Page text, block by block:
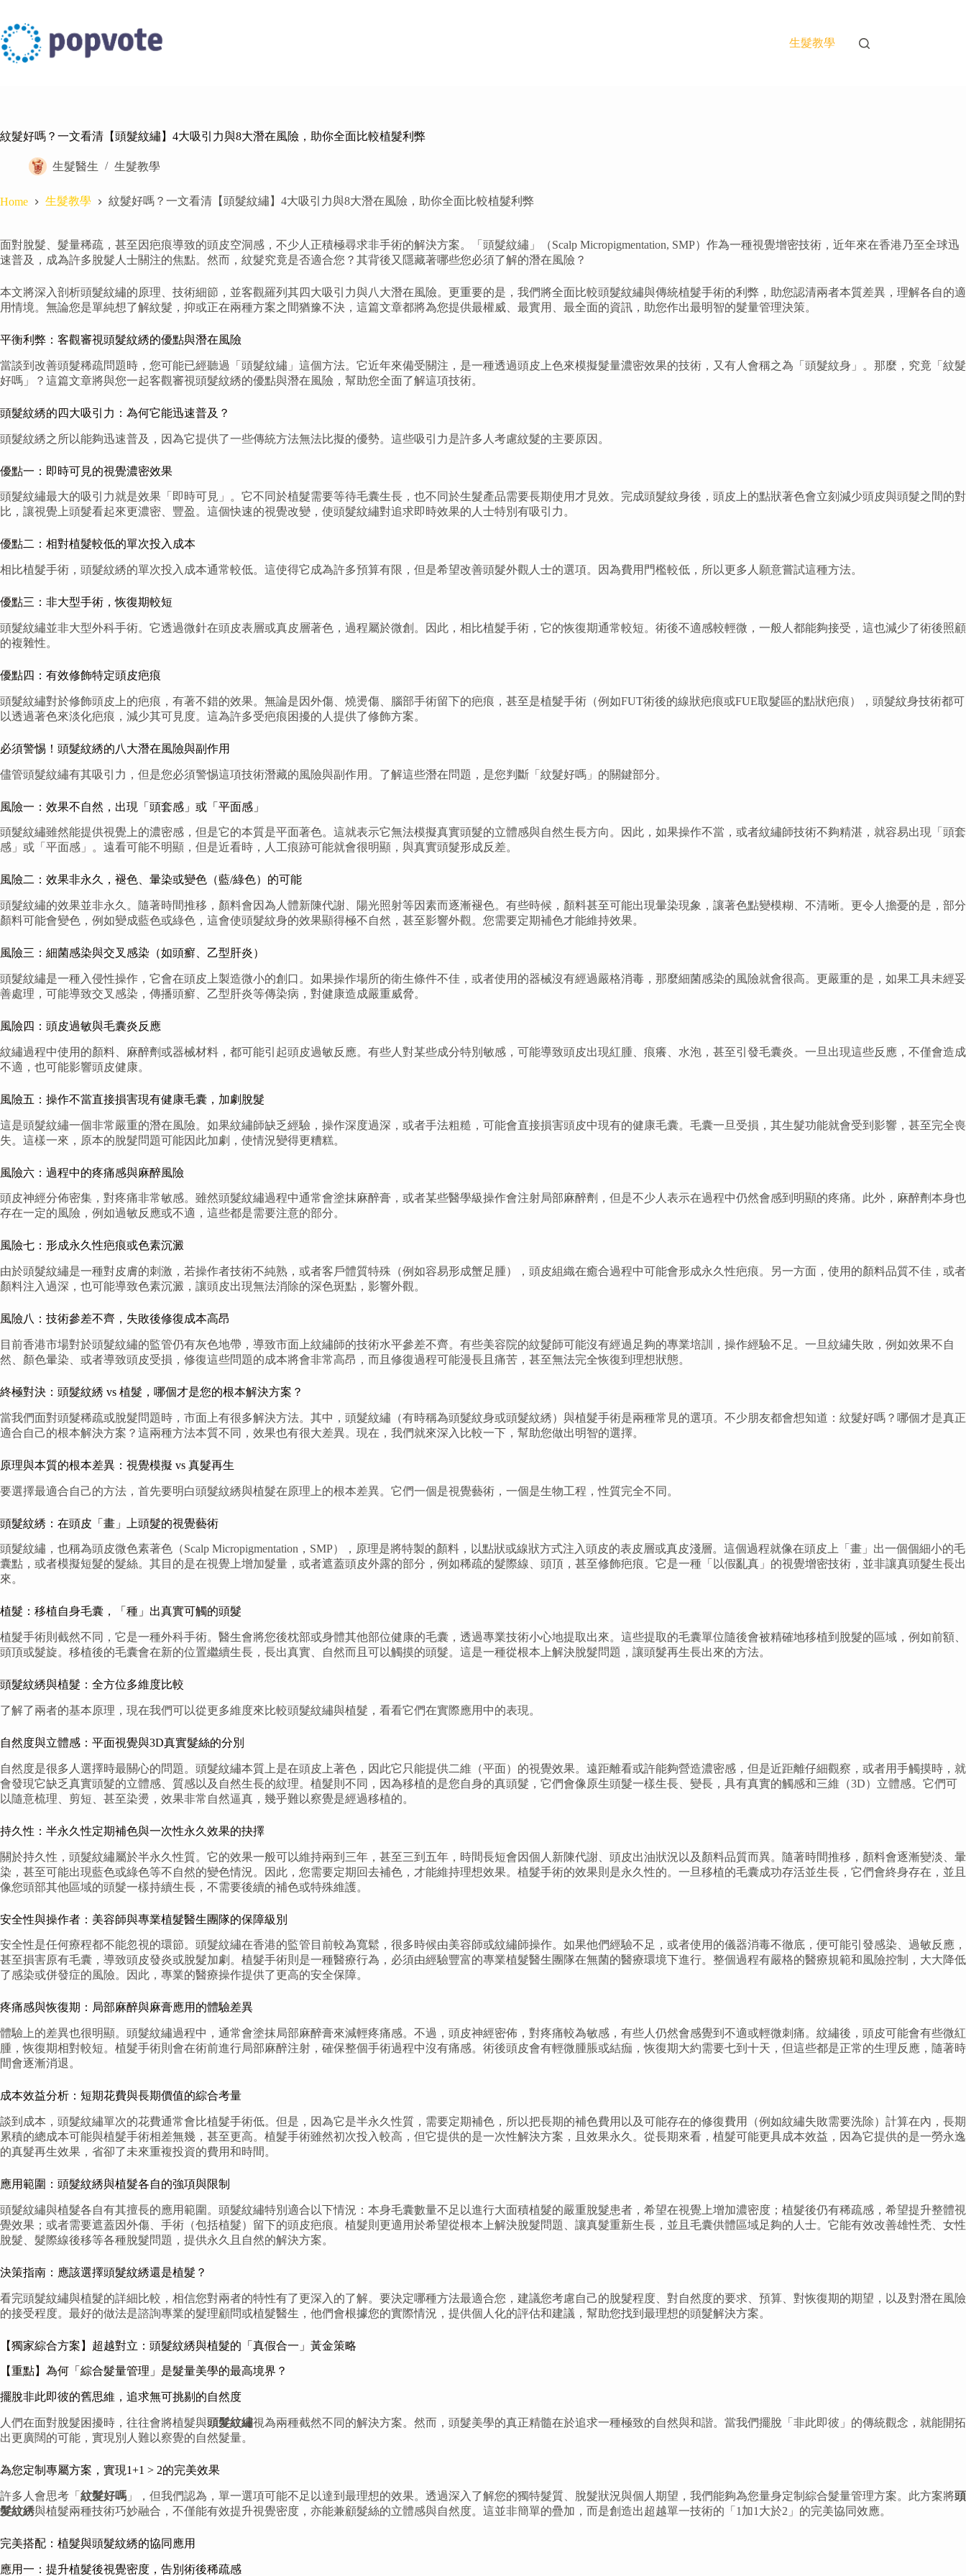
content
生髮教學
紋髮好嗎？一文看清【頭髮紋繡】4大吸引力與8大潛在風險，助你全面比較植髮利弊
生髮醫生 生髮教學
Home 生髮教學 紋髮好嗎？一文看清【頭髮紋繡】4大吸引力與8大潛在風險，助你全面比較植髮利弊
面對脫髮、髮量稀疏，甚至因疤痕導致的頭皮空洞感，不少人正積極尋求非手術的解決方案。「頭髮紋繡」（Scalp Micropigmentation, SMP）作為一種視覺增密技術，近年來在香港乃至全球迅
速普及，成為許多脫髮人士關注的焦點。然而，紋髮究竟是否適合您？其背後又隱藏著哪些您必須了解的潛在風險？
本文將深入剖析頭髮紋繡的原理、技術細節，並客觀羅列其四大吸引力與八大潛在風險。更重要的是，我們將全面比較頭髮紋繡與傳統植髮手術的利弊，助您認清兩者本質差異，理解各自的適
用情境。無論您是單純想了解紋髮，抑或正在兩種方案之間猶豫不決，這篇文章都將為您提供最權威、最實用、最全面的資訊，助您作出最明智的髮量管理決策。
平衡利弊：客觀審視頭髮紋綉的優點與潛在風險
當談到改善頭髮稀疏問題時，您可能已經聽過「頭髮紋繡」這個方法。它近年來備受關注，是一種透過頭皮上色來模擬髮量濃密效果的技術，又有人會稱之為「頭髮紋身」。那麼，究竟「紋髮
好嗎」？這篇文章將與您一起客觀審視頭髮紋綉的優點與潛在風險，幫助您全面了解這項技術。
頭髮紋綉的四大吸引力：為何它能迅速普及？
頭髮紋綉之所以能夠迅速普及，因為它提供了一些傳統方法無法比擬的優勢。這些吸引力是許多人考慮紋髮的主要原因。
優點一：即時可見的視覺濃密效果
頭髮紋繡最大的吸引力就是效果「即時可見」。它不同於植髮需要等待毛囊生長，也不同於生髮產品需要長期使用才見效。完成頭髮紋身後，頭皮上的點狀著色會立刻減少頭皮與頭髮之間的對
比，讓視覺上頭髮看起來更濃密、豐盈。這個快速的視覺改變，使頭髮紋繡對追求即時效果的人士特別有吸引力。
優點二：相對植髮較低的單次投入成本
相比植髮手術，頭髮紋綉的單次投入成本通常較低。這使得它成為許多預算有限，但是希望改善頭髮外觀人士的選項。因為費用門檻較低，所以更多人願意嘗試這種方法。
優點三：非大型手術，恢復期較短
頭髮紋繡並非大型外科手術。它透過微針在頭皮表層或真皮層著色，過程屬於微創。因此，相比植髮手術，它的恢復期通常較短。術後不適感較輕微，一般人都能夠接受，這也減少了術後照顧
的複雜性。
優點四：有效修飾特定頭皮疤痕
頭髮紋繡對於修飾頭皮上的疤痕，有著不錯的效果。無論是因外傷、燒燙傷、腦部手術留下的疤痕，甚至是植髮手術（例如FUT術後的線狀疤痕或FUE取髮區的點狀疤痕），頭髮紋身技術都可
以透過著色來淡化疤痕，減少其可見度。這為許多受疤痕困擾的人提供了修飾方案。
必須警惕！頭髮紋綉的八大潛在風險與副作用
儘管頭髮紋繡有其吸引力，但是您必須警惕這項技術潛藏的風險與副作用。了解這些潛在問題，是您判斷「紋髮好嗎」的關鍵部分。
風險一：效果不自然，出現「頭套感」或「平面感」
頭髮紋繡雖然能提供視覺上的濃密感，但是它的本質是平面著色。這就表示它無法模擬真實頭髮的立體感與自然生長方向。因此，如果操作不當，或者紋繡師技術不夠精湛，就容易出現「頭套
感」或「平面感」。遠看可能不明顯，但是近看時，人工痕跡可能就會很明顯，與真實頭髮形成反差。
風險二：效果非永久，褪色、暈染或變色（藍/綠色）的可能
頭髮紋繡的效果並非永久。隨著時間推移，顏料會因為人體新陳代謝、陽光照射等因素而逐漸褪色。有些時候，顏料甚至可能出現暈染現象，讓著色點變模糊、不清晰。更令人擔憂的是，部分
顏料可能會變色，例如變成藍色或綠色，這會使頭髮紋身的效果顯得極不自然，甚至影響外觀。您需要定期補色才能維持效果。
風險三：細菌感染與交叉感染（如頭癬、乙型肝炎）
頭髮紋繡是一種入侵性操作，它會在頭皮上製造微小的創口。如果操作場所的衛生條件不佳，或者使用的器械沒有經過嚴格消毒，那麼細菌感染的風險就會很高。更嚴重的是，如果工具未經妥
善處理，可能導致交叉感染，傳播頭癬、乙型肝炎等傳染病，對健康造成嚴重威脅。
風險四：頭皮過敏與毛囊炎反應
紋繡過程中使用的顏料、麻醉劑或器械材料，都可能引起頭皮過敏反應。有些人對某些成分特別敏感，可能導致頭皮出現紅腫、痕癢、水泡，甚至引發毛囊炎。一旦出現這些反應，不僅會造成
不適，也可能影響頭皮健康。
風險五：操作不當直接損害現有健康毛囊，加劇脫髮
這是頭髮紋繡一個非常嚴重的潛在風險。如果紋繡師缺乏經驗，操作深度過深，或者手法粗糙，可能會直接損害頭皮中現有的健康毛囊。毛囊一旦受損，其生髮功能就會受到影響，甚至完全喪
失。這樣一來，原本的脫髮問題可能因此加劇，使情況變得更糟糕。
風險六：過程中的疼痛感與麻醉風險
頭皮神經分佈密集，對疼痛非常敏感。雖然頭髮紋繡過程中通常會塗抹麻醉膏，或者某些醫學級操作會注射局部麻醉劑，但是不少人表示在過程中仍然會感到明顯的疼痛。此外，麻醉劑本身也
存在一定的風險，例如過敏反應或不適，這些都是需要注意的部分。
風險七：形成永久性疤痕或色素沉澱
由於頭髮紋繡是一種對皮膚的刺激，若操作者技術不純熟，或者客戶體質特殊（例如容易形成蟹足腫），頭皮組織在癒合過程中可能會形成永久性疤痕。另一方面，使用的顏料品質不佳，或者
顏料注入過深，也可能導致色素沉澱，讓頭皮出現無法消除的深色斑點，影響外觀。
風險八：技術參差不齊，失敗後修復成本高昂
目前香港市場對於頭髮紋繡的監管仍有灰色地帶，導致市面上紋繡師的技術水平參差不齊。有些美容院的紋髮師可能沒有經過足夠的專業培訓，操作經驗不足。一旦紋繡失敗，例如效果不自
然、顏色暈染、或者導致頭皮受損，修復這些問題的成本將會非常高昂，而且修復過程可能漫長且痛苦，甚至無法完全恢復到理想狀態。
終極對決：頭髮紋綉 vs 植髮，哪個才是您的根本解決方案？
當我們面對頭髮稀疏或脫髮問題時，市面上有很多解決方法。其中，頭髮紋繡（有時稱為頭髮紋身或頭髮紋綉）與植髮手術是兩種常見的選項。不少朋友都會想知道：紋髮好嗎？哪個才是真正
適合自己的根本解決方案？這兩種方法本質不同，效果也有很大差異。現在，我們就來深入比較一下，幫助您做出明智的選擇。
原理與本質的根本差異：視覺模擬 vs 真髮再生
要選擇最適合自己的方法，首先要明白頭髮紋綉與植髮在原理上的根本差異。它們一個是視覺藝術，一個是生物工程，性質完全不同。
頭髮紋綉：在頭皮「畫」上頭髮的視覺藝術
頭髮紋繡，也稱為頭皮微色素著色（Scalp Micropigmentation，SMP），原理是將特製的顏料，以點狀或線狀方式注入頭皮的表皮層或真皮淺層。這個過程就像在頭皮上「畫」出一個個細小的毛
囊點，或者模擬短髮的髮絲。其目的是在視覺上增加髮量，或者遮蓋頭皮外露的部分，例如稀疏的髮際線、頭頂，甚至修飾疤痕。它是一種「以假亂真」的視覺增密技術，並非讓真頭髮生長出
來。
植髮：移植自身毛囊，「種」出真實可觸的頭髮
植髮手術則截然不同，它是一種外科手術。醫生會將您後枕部或身體其他部位健康的毛囊，透過專業技術小心地提取出來。這些提取的毛囊單位隨後會被精確地移植到脫髮的區域，例如前額、
頭頂或髮旋。移植後的毛囊會在新的位置繼續生長，長出真實、自然而且可以觸摸的頭髮。這是一種從根本上解決脫髮問題，讓頭髮再生長出來的方法。
頭髮紋綉與植髮：全方位多維度比較
了解了兩者的基本原理，現在我們可以從更多維度來比較頭髮紋繡與植髮，看看它們在實際應用中的表現。
自然度與立體感：平面視覺與3D真實髮絲的分別
自然度是很多人選擇時最關心的問題。頭髮紋繡本質上是在頭皮上著色，因此它只能提供二維（平面）的視覺效果。遠距離看或許能夠營造濃密感，但是近距離仔細觀察，或者用手觸摸時，就
會發現它缺乏真實頭髮的立體感、質感以及自然生長的紋理。植髮則不同，因為移植的是您自身的真頭髮，它們會像原生頭髮一樣生長、變長，具有真實的觸感和三維（3D）立體感。它們可
以隨意梳理、剪短、甚至染燙，效果非常自然逼真，幾乎難以察覺是經過移植的。
持久性：半永久性定期補色與一次性永久效果的抉擇
關於持久性，頭髮紋繡屬於半永久性質。它的效果一般可以維持兩到三年，甚至三到五年，時間長短會因個人新陳代謝、頭皮出油狀況以及顏料品質而異。隨著時間推移，顏料會逐漸變淡、暈
染，甚至可能出現藍色或綠色等不自然的變色情況。因此，您需要定期回去補色，才能維持理想效果。植髮手術的效果則是永久性的。一旦移植的毛囊成功存活並生長，它們會終身存在，並且
像您頭部其他區域的頭髮一樣持續生長，不需要後續的補色或特殊維護。
安全性與操作者：美容師與專業植髮醫生團隊的保障級別
安全性是任何療程都不能忽視的環節。頭髮紋繡在香港的監管目前較為寬鬆，很多時候由美容師或紋繡師操作。如果他們經驗不足，或者使用的儀器消毒不徹底，便可能引發感染、過敏反應，
甚至損害原有毛囊，導致頭皮發炎或脫髮加劇。植髮手術則是一種醫療行為，必須由經驗豐富的專業植髮醫生團隊在無菌的醫療環境下進行。整個過程有嚴格的醫療規範和風險控制，大大降低
了感染或併發症的風險。因此，專業的醫療操作提供了更高的安全保障。
疼痛感與恢復期：局部麻醉與麻膏應用的體驗差異
體驗上的差異也很明顯。頭髮紋繡過程中，通常會塗抹局部麻醉膏來減輕疼痛感。不過，頭皮神經密佈，對疼痛較為敏感，有些人仍然會感覺到不適或輕微刺痛。紋繡後，頭皮可能會有些微紅
腫，恢復期相對較短。植髮手術則會在術前進行局部麻醉注射，確保整個手術過程中沒有痛感。術後頭皮會有輕微腫脹或結痂，恢復期大約需要七到十天，但這些都是正常的生理反應，隨著時
間會逐漸消退。
成本效益分析：短期花費與長期價值的綜合考量
談到成本，頭髮紋繡單次的花費通常會比植髮手術低。但是，因為它是半永久性質，需要定期補色，所以把長期的補色費用以及可能存在的修復費用（例如紋繡失敗需要洗除）計算在內，長期
累積的總成本可能與植髮手術相差無幾，甚至更高。植髮手術雖然初次投入較高，但它提供的是一次性解決方案，且效果永久。從長期來看，植髮可能更具成本效益，因為它提供的是一勞永逸
的真髮再生效果，省卻了未來重複投資的費用和時間。
應用範圍：頭髮紋綉與植髮各自的強項與限制
頭髮紋繡與植髮各自有其擅長的應用範圍。頭髮紋繡特別適合以下情況：本身毛囊數量不足以進行大面積植髮的嚴重脫髮患者，希望在視覺上增加濃密度；植髮後仍有稀疏感，希望提升整體視
覺效果；或者需要遮蓋因外傷、手術（包括植髮）留下的頭皮疤痕。植髮則更適用於希望從根本上解決脫髮問題、讓真髮重新生長，並且毛囊供體區域足夠的人士。它能有效改善雄性禿、女性
脫髮、髮際線後移等各種脫髮問題，提供永久且自然的解決方案。
決策指南：應該選擇頭髮紋綉還是植髮？
看完頭髮紋繡與植髮的詳細比較，相信您對兩者的特性有了更深入的了解。要決定哪種方法最適合您，建議您考慮自己的脫髮程度、對自然度的要求、預算、對恢復期的期望，以及對潛在風險
的接受程度。最好的做法是諮詢專業的髮理顧問或植髮醫生，他們會根據您的實際情況，提供個人化的評估和建議，幫助您找到最理想的頭髮解決方案。
【獨家綜合方案】超越對立：頭髮紋綉與植髮的「真假合一」黃金策略
【重點】為何「綜合髮量管理」是髮量美學的最高境界？
擺脫非此即彼的舊思維，追求無可挑剔的自然度
人們在面對脫髮困擾時，往往會將植髮與頭髮紋繡視為兩種截然不同的解決方案。然而，頭髮美學的真正精髓在於追求一種極致的自然與和諧。當我們擺脫「非此即彼」的傳統觀念，就能開拓
出更廣闊的可能，實現別人難以察覺的自然髮量。
為您定制專屬方案，實現1+1 > 2的完美效果
許多人會思考「 紋髮好嗎 」，但我們認為，單一選項可能不足以達到最理想的效果。透過深入了解您的獨特髮質、脫髮狀況與個人期望，我們能夠為您量身定制綜合髮量管理方案。此方案將頭
髮紋綉與植髮兩種技術巧妙融合，不僅能有效提升視覺密度，亦能兼顧髮絲的立體感與自然度。這並非簡單的疊加，而是創造出超越單一技術的「1加1大於2」的完美協同效應。
完美搭配：植髮與頭髮紋綉的協同應用
應用一：提升植髮後視覺密度，告別術後稀疏感